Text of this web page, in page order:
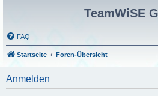
TeamWiSE
FAQ
Startseite Foren-Übersicht
Anmelden